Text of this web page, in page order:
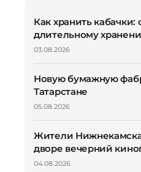
Как хранить кабачки:
длительному
03.08.2026
Новую бумажную
Татарстане
05.08.2026
Жители
дворе вечерний
04.08.2026